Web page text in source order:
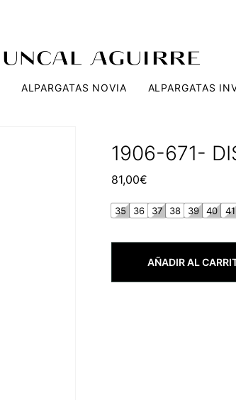
ALPARGATAS NOVIA ALPARGATAS
1906-671-
81,00€
35 36 37 38 39 40 41
AÑADIR AL